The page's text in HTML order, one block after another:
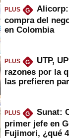
PLUS G
compra del
en Colombia
PLUS G
UTP,
razones por la
las prefieren
PLUS G
Sunat:
primer jefe en
Fujimori, ¿qué